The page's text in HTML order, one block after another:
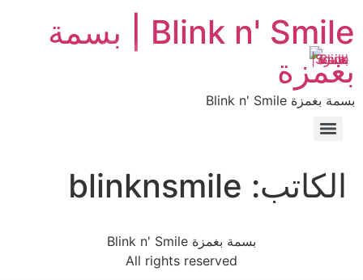
ARBlink n' Smile | بسمة
بغمزة
بسمة بغمزة Blink n' Smile
الكاتب: blinknsmile
بسمة بغمزة Blink n' Smile
All rights reserved